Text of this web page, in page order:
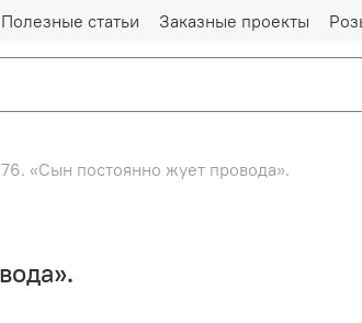
Полезные статьи Заказные проекты
«Сын постоянно жует провода».